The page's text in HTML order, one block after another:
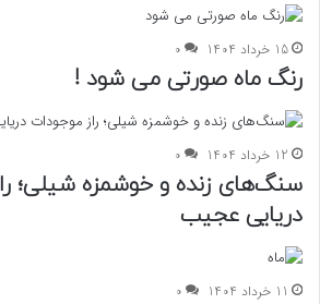
15 خرداد 1404 0
رنگ ماه صورتی می شود !
12 خرداد 1404 0
سنگ‌های زنده و خوشمزه شیلی؛
دریایی عجیب
11 خرداد 1404 0